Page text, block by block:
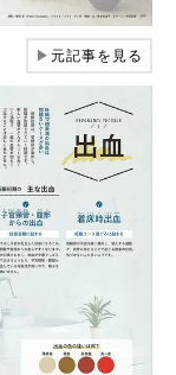
▶元記事を見る